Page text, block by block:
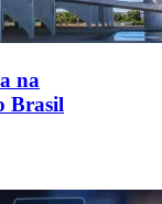
na
Brasil